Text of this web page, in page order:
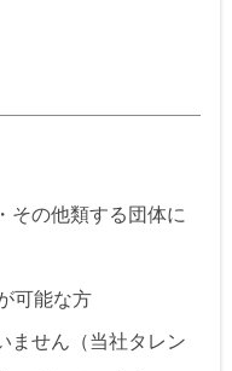
その他類する団体に
可能な方
ません（当社タレン